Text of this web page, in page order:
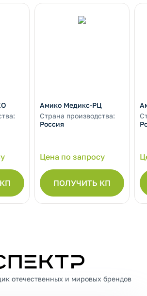
Амико Медикс-РЦ
Страна производства:
Россия
Цена по запросу
ПОЛУЧИТЬ КП
СПЕКТР
отечественных и мировых брендов